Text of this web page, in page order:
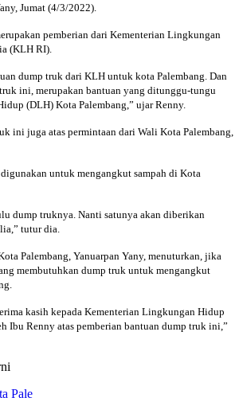
Jumat (4/3/2022).
pemberian dari Kementerian Lingkungan
(KLH RI).
dump truk dari KLH untuk kota Palembang. Dan
ini, merupakan bantuan yang ditunggu-tungu
(DLH) Kota Palembang,” ujar Renny.
ini juga atas permintaan dari Wali Kota Palembang,
untuk mengangkut sampah di Kota
dump truknya. Nanti satunya akan diberikan
tutur dia.
Palembang, Yanuarpan Yany, menuturkan, jika
membutuhkan dump truk untuk mengangkut
kasih kepada Kementerian Lingkungan Hidup
Ibu Renny atas pemberian bantuan dump truk ini,”
Pale